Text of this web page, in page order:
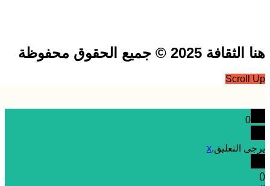
2025 © جميع الحقوق محفوظة
التعليق.x